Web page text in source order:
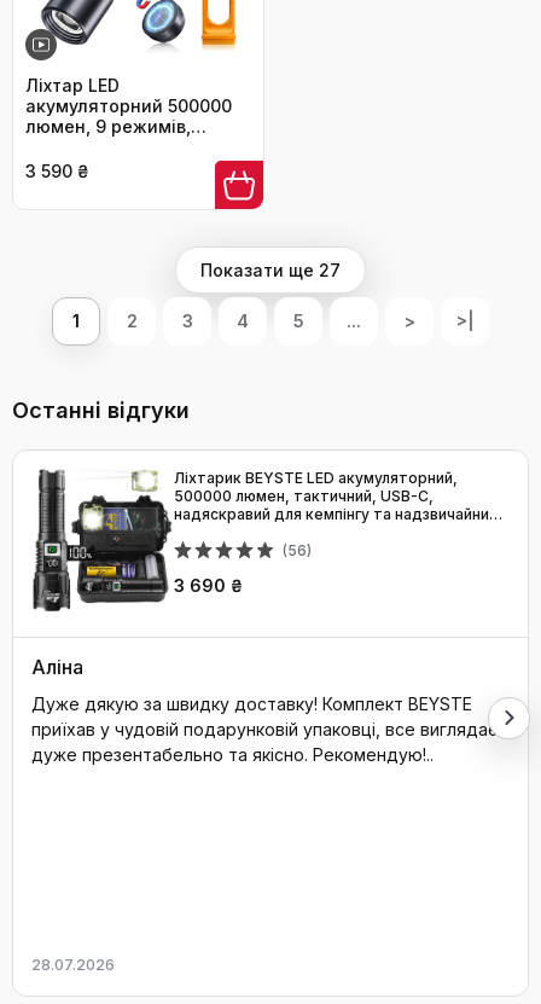
Ліхтар LED
акумуляторний 500000
люмен, 9 режимів,
водонепроникний, для
надзвичайних ситуацій,
3 590 ₴
Показати ще 27
1 2 3 4 5 ... > >|
Останні відгуки
Ліхтарик BEYSTE LED акумуляторний,
500000 люмен, тактичний, USB-C,
надяскравий для кемпінгу та надзвичайних
(56)
3 690 ₴
Аліна
Дуже дякую за швидку доставку! Комплект BEYSTE
приїхав у чудовій подарунковій упаковці, все виглядає
дуже презентабельно та якісно. Рекомендую!..
28.07.2026